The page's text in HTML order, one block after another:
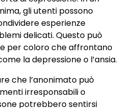
gli utenti possono
esperienze
delicati. Questo può
per coloro che affrontano
la depressione o l’ansia.
che l’anonimato può
irresponsabili o
potrebbero sentirsi